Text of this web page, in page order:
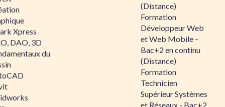
Xpress
DAO, 3D
du
(Distance)
Formation
Développeur Web
et Web Mobile –
Bac+2 en continu
(Distance)
Formation
Technicien
Supérieur Systèmes
et Réseaux - Bac+2